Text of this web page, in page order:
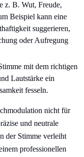
z. B. Wut, Freude,
Beispiel kann eine
suggerieren,
oder Aufregung
mit dem richtigen
Lautstärke ein
fesseln.
nicht für
und neutrale
der Stimme verleiht
professionellen